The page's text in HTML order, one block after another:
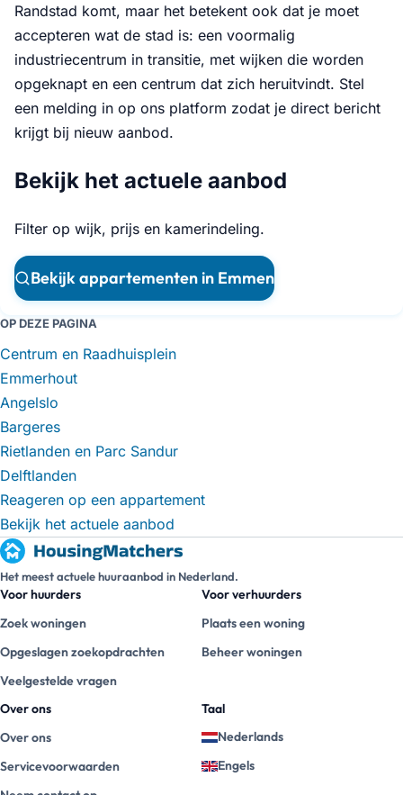
Randstad komt, maar het betekent ook dat je moet
accepteren wat de stad is: een voormalig
industriecentrum in transitie, met wijken die worden
opgeknapt en een centrum dat zich heruitvindt. Stel
een melding in op ons platform zodat je direct bericht
krijgt bij nieuw aanbod.
Bekijk het actuele aanbod
Filter op wijk, prijs en kamerindeling.
Bekijk appartementen in Emmen
OP DEZE PAGINA
Centrum en Raadhuisplein
Emmerhout
Angelslo
Bargeres
Rietlanden en Parc Sandur
Delftlanden
Reageren op een appartement
Bekijk het actuele aanbod
Het meest actuele huuraanbod in Nederland.
Voor huurders
Zoek woningen
Opgeslagen zoekopdrachten
Veelgestelde vragen
Voor verhuurders
Plaats een woning
Beheer woningen
Over ons
Over ons
Servicevoorwaarden
Taal
Nederlands
Engels